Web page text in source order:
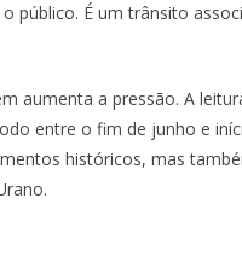
público. É um trânsito
aumenta a pressão. A
entre o fim de junho e
históricos, mas